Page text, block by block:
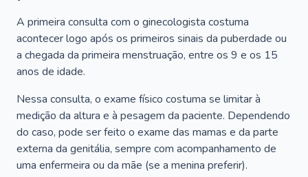
A primeira consulta com o ginecologista costuma
acontecer logo após os primeiros sinais da puberdade ou
a chegada da primeira menstruação, entre os 9 e os 15
anos de idade.
Nessa consulta, o exame físico costuma se limitar à
medição da altura e à pesagem da paciente. Dependendo
do caso, pode ser feito o exame das mamas e da parte
externa da genitália, sempre com acompanhamento de
uma enfermeira ou da mãe (se a menina preferir).